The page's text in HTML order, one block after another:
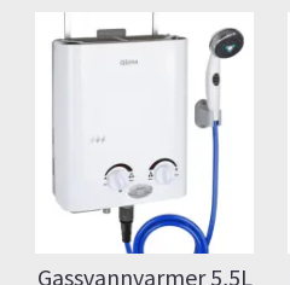
Gassvannvarmer 5,5L